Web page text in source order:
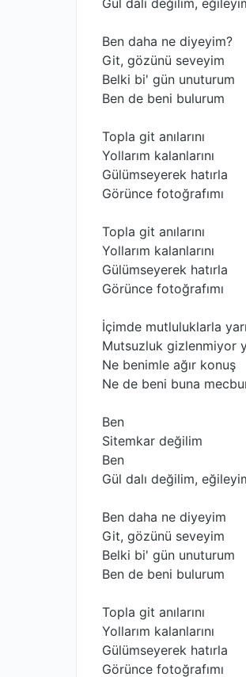
Gül dalı değilim,
Ben daha ne diyeyim?
Git, gözünü seveyim
Belki bi' gün unuturum
Ben de beni bulurum
Topla git anılarını
Yollarım kalanlarını
Gülümseyerek hatırla
Görünce fotoğrafımı
Topla git anılarını
Yollarım kalanlarını
Gülümseyerek hatırla
Görünce fotoğrafımı
İçimde mutluluklarla
Mutsuzluk gizlenmiyor
Ne benimle ağır konuş
Ne de beni buna
Ben
Sitemkar değilim
Ben
Gül dalı değilim,
Ben daha ne diyeyim
Git, gözünü seveyim
Belki bi' gün unuturum
Ben de beni bulurum
Topla git anılarını
Yollarım kalanlarını
Gülümseyerek hatırla
Görünce fotoğrafımı